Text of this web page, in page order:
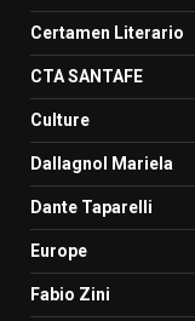
Certamen Literario
CTA SANTAFE
Culture
Dallagnol Mariela
Dante Taparelli
Europe
Fabio Zini